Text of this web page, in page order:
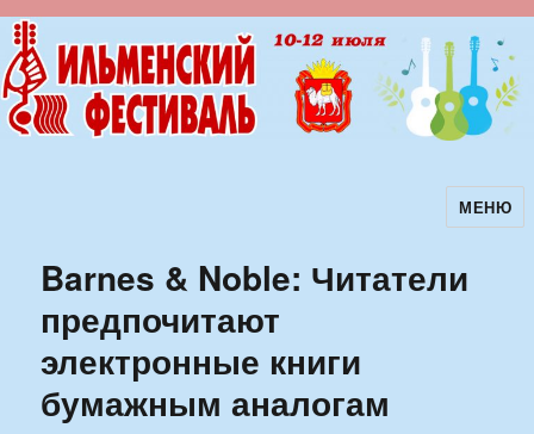
Ильменский фестиваль авторской
песни
МЕНЮ
Barnes & Noble: Читатели
предпочитают
электронные книги
бумажным аналогам